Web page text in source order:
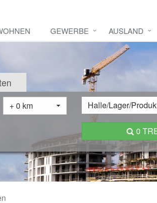
GEWERBE AUSLAND
+ 0 km Halle/Lager/
0